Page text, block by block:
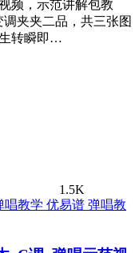
频，示范讲解包教
夹夹二品，共三张图
转瞬即…
1.5K
弹唱教